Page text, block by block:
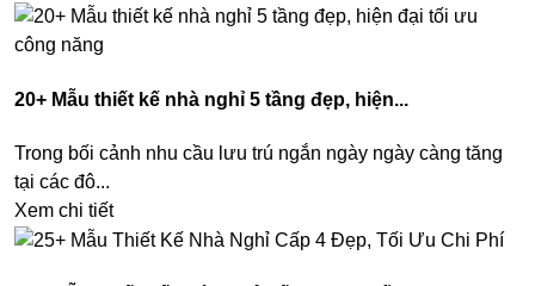
20+ Mẫu thiết kế nhà nghỉ 5 tầng đẹp, hiện...
Trong bối cảnh nhu cầu lưu trú ngắn ngày ngày càng tăng
tại các đô...
Xem chi tiết